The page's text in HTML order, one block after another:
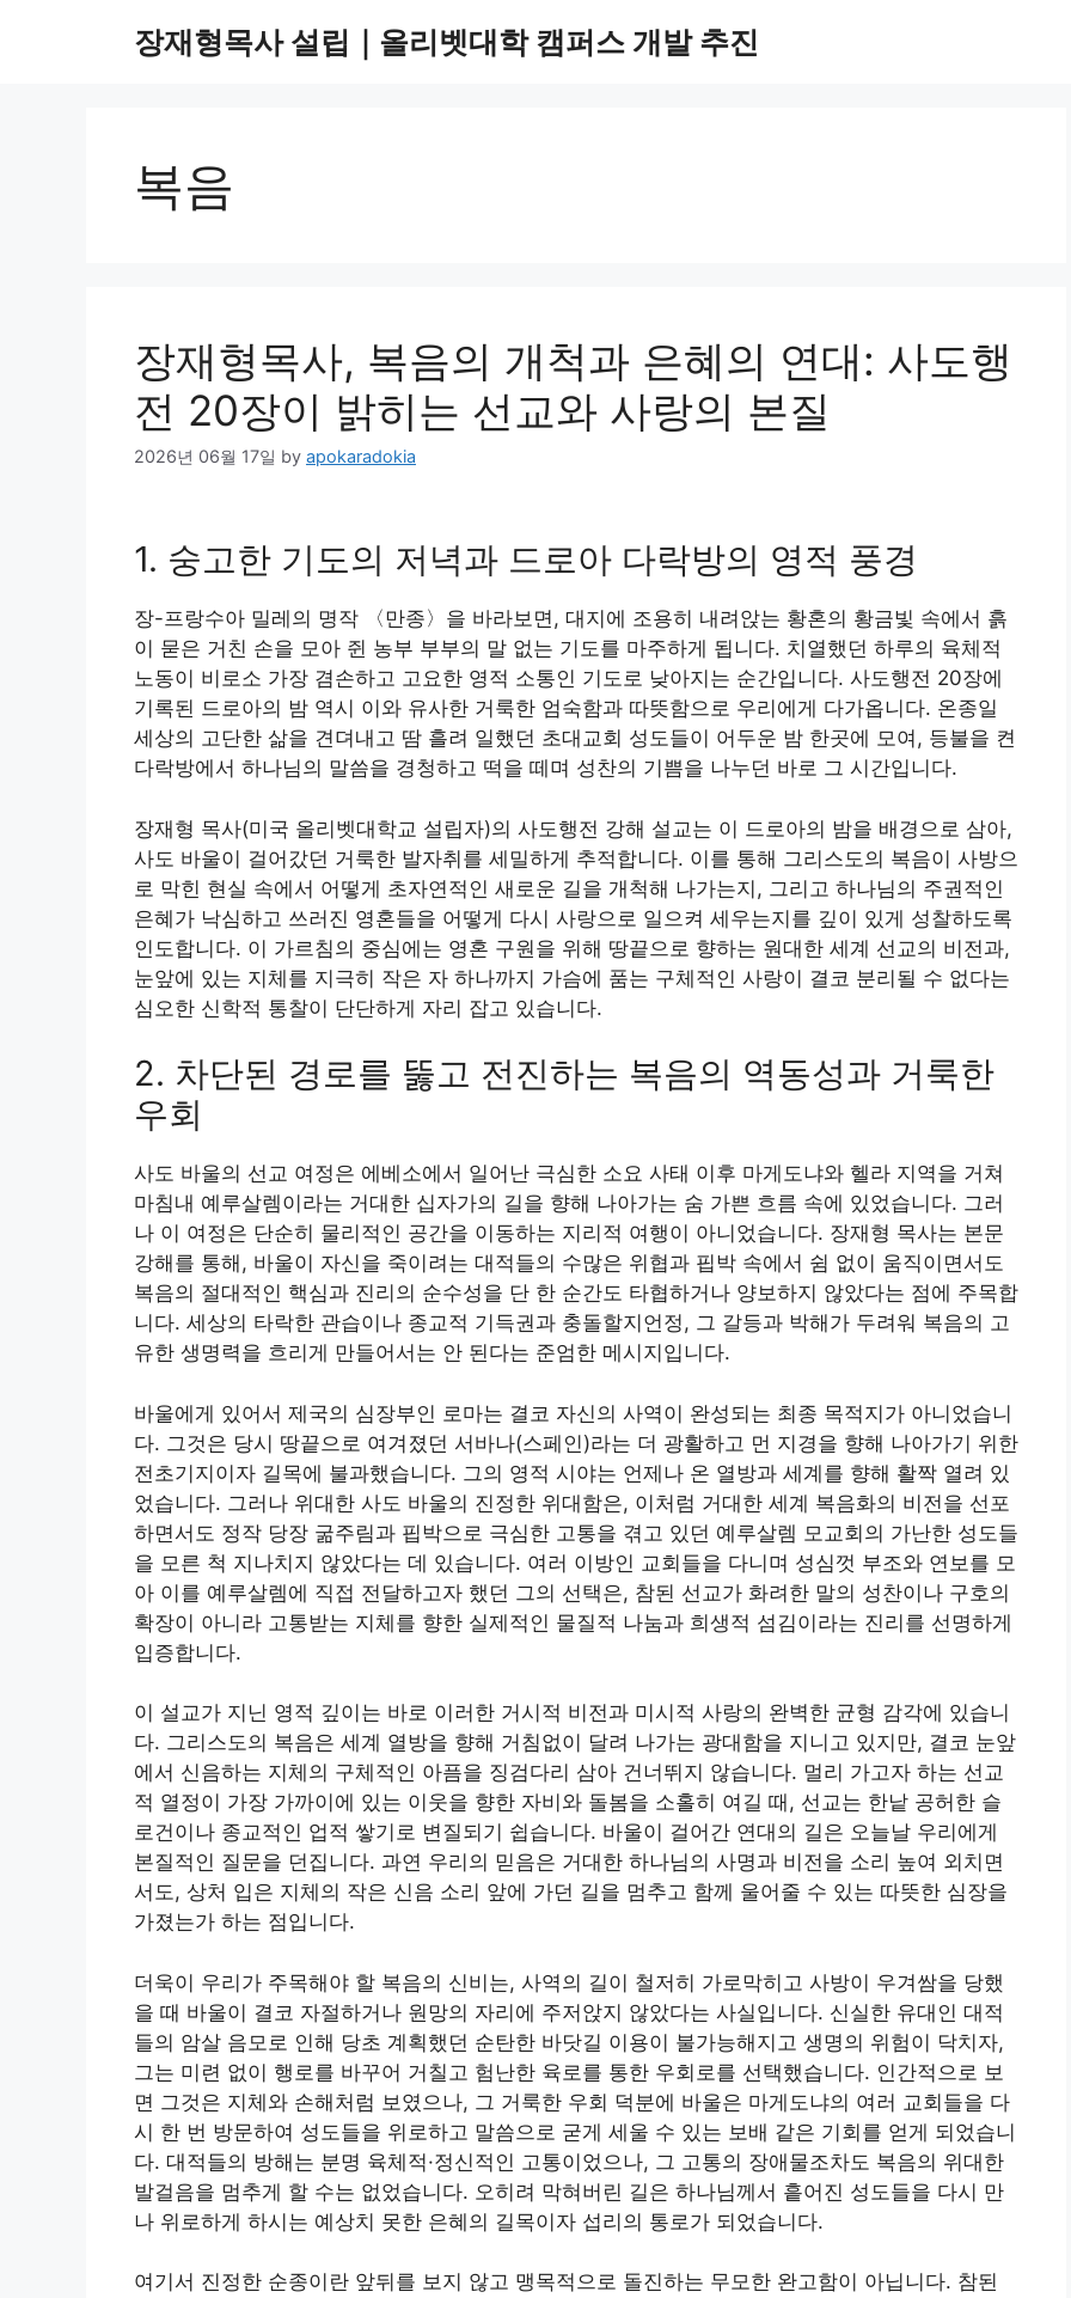
장재형목사 설립｜올리벳대학 캠퍼스 개발 추진
복음
장재형목사, 복음의 개척과 은혜의 연대: 사도행
전 20장이 밝히는 선교와 사랑의 본질
2026년 06월 17일 by apokaradokia
1. 숭고한 기도의 저녁과 드로아 다락방의 영적 풍경
장-프랑수아 밀레의 명작 〈만종〉을 바라보면, 대지에 조용히 내려앉는 황혼의 황금빛 속에서 흙
이 묻은 거친 손을 모아 쥔 농부 부부의 말 없는 기도를 마주하게 됩니다. 치열했던 하루의 육체적
노동이 비로소 가장 겸손하고 고요한 영적 소통인 기도로 낮아지는 순간입니다. 사도행전 20장에
기록된 드로아의 밤 역시 이와 유사한 거룩한 엄숙함과 따뜻함으로 우리에게 다가옵니다. 온종일
세상의 고단한 삶을 견뎌내고 땀 흘려 일했던 초대교회 성도들이 어두운 밤 한곳에 모여, 등불을 켠
다락방에서 하나님의 말씀을 경청하고 떡을 떼며 성찬의 기쁨을 나누던 바로 그 시간입니다.
장재형 목사(미국 올리벳대학교 설립자)의 사도행전 강해 설교는 이 드로아의 밤을 배경으로 삼아,
사도 바울이 걸어갔던 거룩한 발자취를 세밀하게 추적합니다. 이를 통해 그리스도의 복음이 사방으
로 막힌 현실 속에서 어떻게 초자연적인 새로운 길을 개척해 나가는지, 그리고 하나님의 주권적인
은혜가 낙심하고 쓰러진 영혼들을 어떻게 다시 사랑으로 일으켜 세우는지를 깊이 있게 성찰하도록
인도합니다. 이 가르침의 중심에는 영혼 구원을 위해 땅끝으로 향하는 원대한 세계 선교의 비전과,
눈앞에 있는 지체를 지극히 작은 자 하나까지 가슴에 품는 구체적인 사랑이 결코 분리될 수 없다는
심오한 신학적 통찰이 단단하게 자리 잡고 있습니다.
2. 차단된 경로를 뚫고 전진하는 복음의 역동성과 거룩한
우회
사도 바울의 선교 여정은 에베소에서 일어난 극심한 소요 사태 이후 마게도냐와 헬라 지역을 거쳐
마침내 예루살렘이라는 거대한 십자가의 길을 향해 나아가는 숨 가쁜 흐름 속에 있었습니다. 그러
나 이 여정은 단순히 물리적인 공간을 이동하는 지리적 여행이 아니었습니다. 장재형 목사는 본문
강해를 통해, 바울이 자신을 죽이려는 대적들의 수많은 위협과 핍박 속에서 쉼 없이 움직이면서도
복음의 절대적인 핵심과 진리의 순수성을 단 한 순간도 타협하거나 양보하지 않았다는 점에 주목합
니다. 세상의 타락한 관습이나 종교적 기득권과 충돌할지언정, 그 갈등과 박해가 두려워 복음의 고
유한 생명력을 흐리게 만들어서는 안 된다는 준엄한 메시지입니다.
바울에게 있어서 제국의 심장부인 로마는 결코 자신의 사역이 완성되는 최종 목적지가 아니었습니
다. 그것은 당시 땅끝으로 여겨졌던 서바나(스페인)라는 더 광활하고 먼 지경을 향해 나아가기 위한
전초기지이자 길목에 불과했습니다. 그의 영적 시야는 언제나 온 열방과 세계를 향해 활짝 열려 있
었습니다. 그러나 위대한 사도 바울의 진정한 위대함은, 이처럼 거대한 세계 복음화의 비전을 선포
하면서도 정작 당장 굶주림과 핍박으로 극심한 고통을 겪고 있던 예루살렘 모교회의 가난한 성도들
을 모른 척 지나치지 않았다는 데 있습니다. 여러 이방인 교회들을 다니며 성심껏 부조와 연보를 모
아 이를 예루살렘에 직접 전달하고자 했던 그의 선택은, 참된 선교가 화려한 말의 성찬이나 구호의
확장이 아니라 고통받는 지체를 향한 실제적인 물질적 나눔과 희생적 섬김이라는 진리를 선명하게
입증합니다.
이 설교가 지닌 영적 깊이는 바로 이러한 거시적 비전과 미시적 사랑의 완벽한 균형 감각에 있습니
다. 그리스도의 복음은 세계 열방을 향해 거침없이 달려 나가는 광대함을 지니고 있지만, 결코 눈앞
에서 신음하는 지체의 구체적인 아픔을 징검다리 삼아 건너뛰지 않습니다. 멀리 가고자 하는 선교
적 열정이 가장 가까이에 있는 이웃을 향한 자비와 돌봄을 소홀히 여길 때, 선교는 한낱 공허한 슬
로건이나 종교적인 업적 쌓기로 변질되기 쉽습니다. 바울이 걸어간 연대의 길은 오늘날 우리에게
본질적인 질문을 던집니다. 과연 우리의 믿음은 거대한 하나님의 사명과 비전을 소리 높여 외치면
서도, 상처 입은 지체의 작은 신음 소리 앞에 가던 길을 멈추고 함께 울어줄 수 있는 따뜻한 심장을
가졌는가 하는 점입니다.
더욱이 우리가 주목해야 할 복음의 신비는, 사역의 길이 철저히 가로막히고 사방이 우겨쌈을 당했
을 때 바울이 결코 자절하거나 원망의 자리에 주저앉지 않았다는 사실입니다. 신실한 유대인 대적
들의 암살 음모로 인해 당초 계획했던 순탄한 바닷길 이용이 불가능해지고 생명의 위험이 닥치자,
그는 미련 없이 행로를 바꾸어 거칠고 험난한 육로를 통한 우회로를 선택했습니다. 인간적으로 보
면 그것은 지체와 손해처럼 보였으나, 그 거룩한 우회 덕분에 바울은 마게도냐의 여러 교회들을 다
시 한 번 방문하여 성도들을 위로하고 말씀으로 굳게 세울 수 있는 보배 같은 기회를 얻게 되었습니
다. 대적들의 방해는 분명 육체적·정신적인 고통이었으나, 그 고통의 장애물조차도 복음의 위대한
발걸음을 멈추게 할 수는 없었습니다. 오히려 막혀버린 길은 하나님께서 흩어진 성도들을 다시 만
나 위로하게 하시는 예상치 못한 은혜의 길목이자 섭리의 통로가 되었습니다.
여기서 진정한 순종이란 앞뒤를 보지 않고 맹목적으로 돌진하는 무모한 완고함이 아닙니다. 참된